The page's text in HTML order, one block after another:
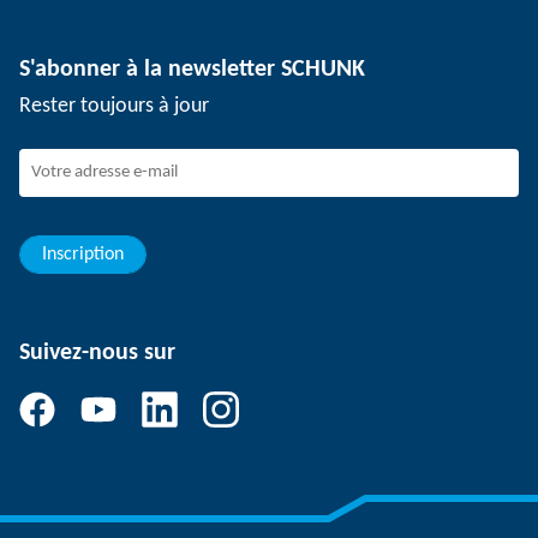
Événements
Dispositif de signalement SCHUNK
Travailler chez SCHUNK
Jeunes professionnels
Elèves
S'abonner à la newsletter SCHUNK
Rester toujours à jour
Inscription
Suivez-nous sur